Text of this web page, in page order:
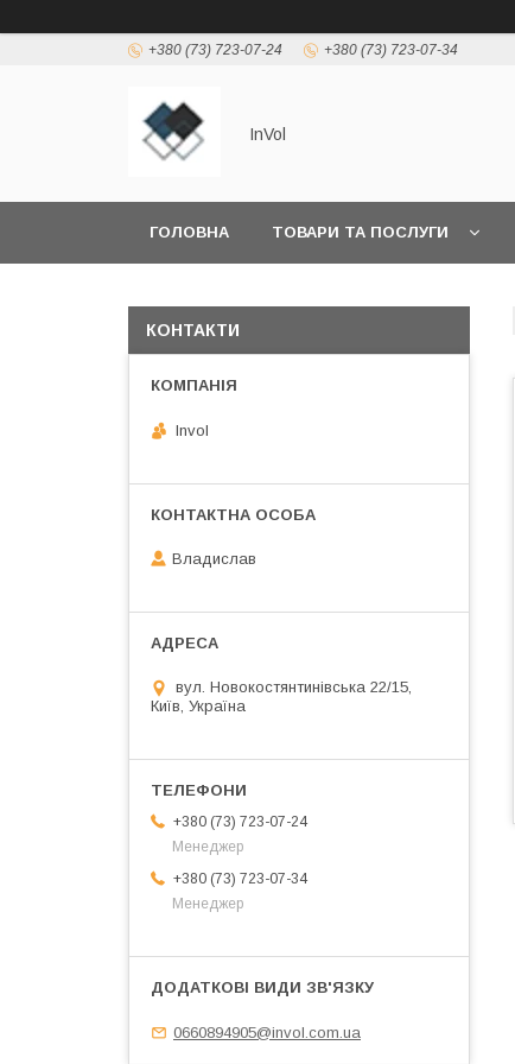
+380 (73) 723-07-24 +380 (73) 723-07-34
InVol
ГОЛОВНА ТОВАРИ ТА ПОСЛУГИ
КОНТАКТИ
Invol
Владислав
вул. Новокостянтинівська 22/15,
Київ, Україна
+380 (73) 723-07-24
Менеджер
+380 (73) 723-07-34
Менеджер
0660894905@invol.com.ua